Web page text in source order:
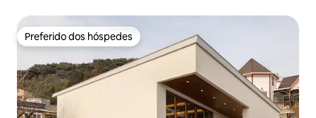
Preferido dos hóspedes
Preferido dos hóspedes